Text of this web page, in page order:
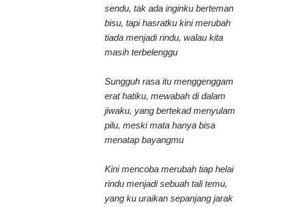
sendu, tak ada inginku berteman
bisu, tapi hasratku kini merubah
tiada menjadi rindu, walau kita
masih terbelenggu
Sungguh rasa itu menggenggam
erat hatiku, mewabah di dalam
jiwaku, yang bertekad menyulam
pilu, meski mata hanya bisa
menatap bayangmu
Kini mencoba merubah tiap helai
rindu menjadi sebuah tali temu,
yang ku uraikan sepanjang jarak